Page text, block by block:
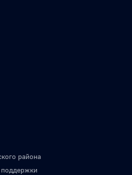
района
поддержки